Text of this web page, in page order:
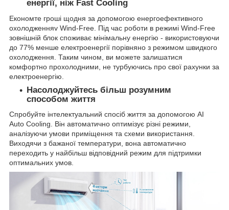
енергії, ніж Fast Cooling
Економте гроші щодня за допомогою енергоефективного
охолодженняv Wind-Free. Під час роботи в режимі Wind-Free
зовнішній блок споживає мінімальну енергію - використовуючи
до 77% менше електроенергії порівняно з режимом швидкого
охолодження. Таким чином, ви можете залишатися
комфортно прохолодними, не турбуючись про свої рахунки за
електроенергію.
Насолоджуйтесь більш розумним
способом життя
Спробуйте інтелектуальний спосіб життя за допомогою AI
Auto Cooling. Він автоматично оптимізує різні режими,
аналізуючи умови приміщення та схеми використання.
Виходячи з бажаної температури, вона автоматично
переходить у найбільш відповідний режим для підтримки
оптимальних умов.